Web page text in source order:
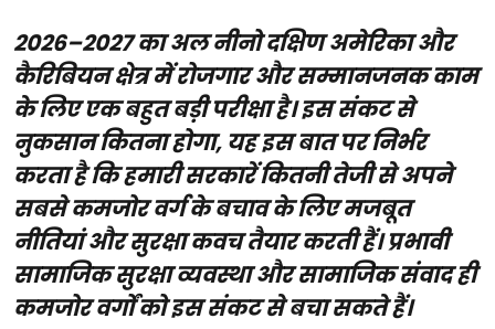
2026–2027 का अल नीनो दक्षिण अमेरिका और
कैरिबियन क्षेत्र में रोजगार और सम्मानजनक काम
के लिए एक बहुत बड़ी परीक्षा है। इस संकट से
नुकसान कितना होगा, यह इस बात पर निर्भर
करता है कि हमारी सरकारें कितनी तेजी से अपने
सबसे कमजोर वर्ग के बचाव के लिए मजबूत
नीतियां और सुरक्षा कवच तैयार करती हैं। प्रभावी
सामाजिक सुरक्षा व्यवस्था और सामाजिक संवाद ही
कमजोर वर्गों को इस संकट से बचा सकते हैं।